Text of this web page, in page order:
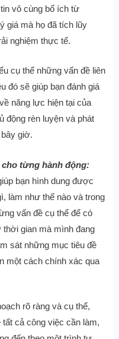
vô cùng bổ ích từ
giá mà họ đã tích lũy
nghiệm thực tế.
cụ thể những vấn đề liên
đó sẽ giúp bạn đánh giá
năng lực hiện tại của
động rèn luyện và phát
giờ.
cho từng hành động:
bạn hình dung được
làm như thế nào và trong
vấn đề cụ thể để có
thời gian mà mình đang
sát những mục tiêu đề
một cách chính xác qua
rõ ràng và cụ thể,
tất cả công việc cần làm,